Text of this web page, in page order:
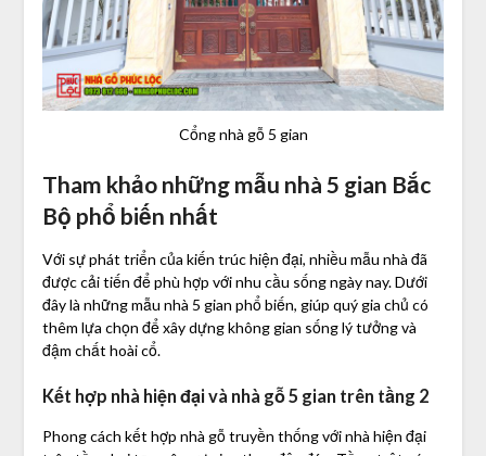
Cổng nhà gỗ 5 gian
Tham khảo những mẫu nhà 5 gian Bắc
Bộ phổ biến nhất
Với sự phát triển của kiến trúc hiện đại, nhiều mẫu nhà đã
được cải tiến để phù hợp với nhu cầu sống ngày nay. Dưới
đây là những mẫu nhà 5 gian phổ biến, giúp quý gia chủ có
thêm lựa chọn để xây dựng không gian sống lý tưởng và
đậm chất hoài cổ.
Kết hợp nhà hiện đại và nhà gỗ 5 gian trên tầng 2
Phong cách kết hợp nhà gỗ truyền thống với nhà hiện đại